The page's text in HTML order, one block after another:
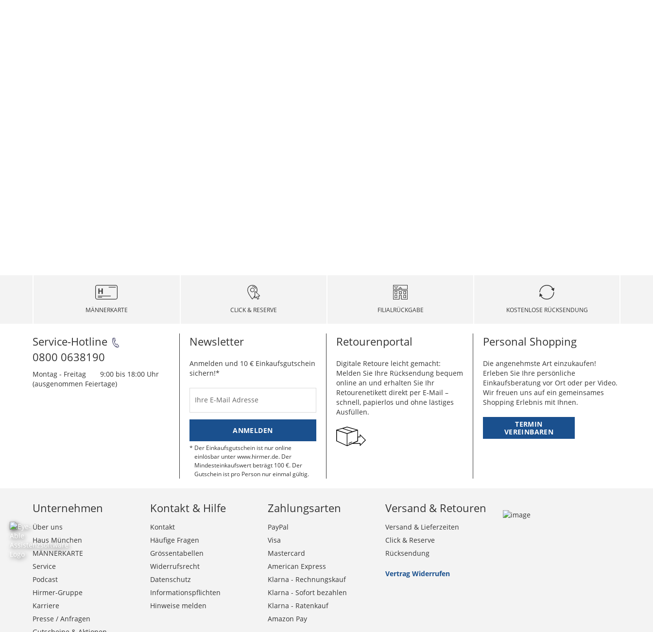
MÄNNERKARTE CLICK & RESERVE FILIALRÜCKGABE KOSTENLOSE RÜCKSENDUNG
Service-Hotline
0800 0638190
Montag - Freitag
9:00 bis 18:00 Uhr
(ausgenommen Feiertage)
Newsletter
Anmelden und 10 € Einkaufsgutschein
sichern!*
Ihre E-Mail Adresse
ANMELDEN
Der Einkaufsgutschein ist nur online
einlösbar unter www.hirmer.de. Der
Mindesteinkaufswert beträgt 100 €. Der
Gutschein ist pro Person nur einmal gültig.
Retourenportal
Digitale Retoure leicht gemacht:
Melden Sie Ihre Rücksendung bequem
online an und erhalten Sie Ihr
Retourenetikett direkt per E-Mail –
schnell, papierlos und ohne lästiges
Ausfüllen.
Personal Shopping
Die angenehmste Art einzukaufen!
Erleben Sie Ihre persönliche
Einkaufsberatung vor Ort oder per Video.
Wir freuen uns auf ein gemeinsames
Shopping Erlebnis mit Ihnen.
TERMIN
VEREINBAREN
Unternehmen
Über uns
Haus München
MÄNNERKARTE
Service
Podcast
Hirmer-Gruppe
Karriere
Presse / Anfragen
Kontakt & Hilfe
Kontakt
Häufige Fragen
Grössentabellen
Widerrufsrecht
Datenschutz
Informationspflichten
Hinweise melden
Zahlungsarten
PayPal
Visa
Mastercard
American Express
Klarna - Rechnungskauf
Klarna - Sofort bezahlen
Klarna - Ratenkauf
Amazon Pay
Versand & Retouren
Versand & Lieferzeiten
Click & Reserve
Rücksendung
Vertrag Widerrufen